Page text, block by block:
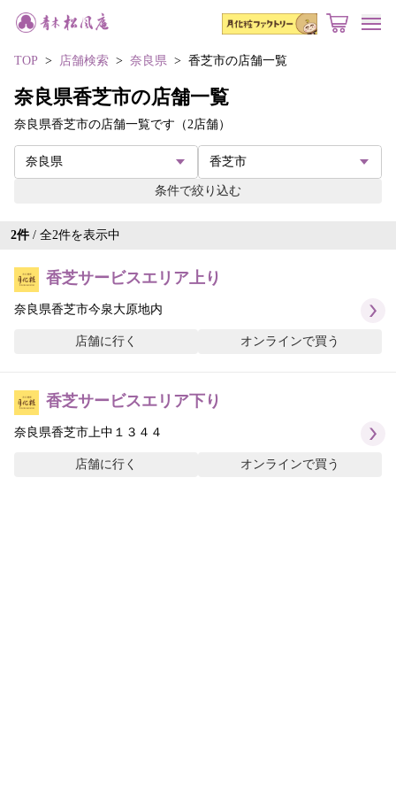
TOP 店舗検索 奈良県 香芝市の店舗一覧
奈良県香芝市の店舗一覧
奈良県香芝市の店舗一覧です（2店舗）
条件で絞り込む
2件 / 全2件を表示中
香芝サービスエリア上り
奈良県香芝市今泉大原地内
店舗に行く オンラインで買う
香芝サービスエリア下り
奈良県香芝市上中１３４４
店舗に行く オンラインで買う